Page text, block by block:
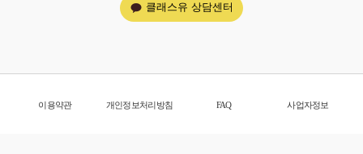
클래스유 상담센터
이용약관 개인정보처리방침 FAQ 사업자정보